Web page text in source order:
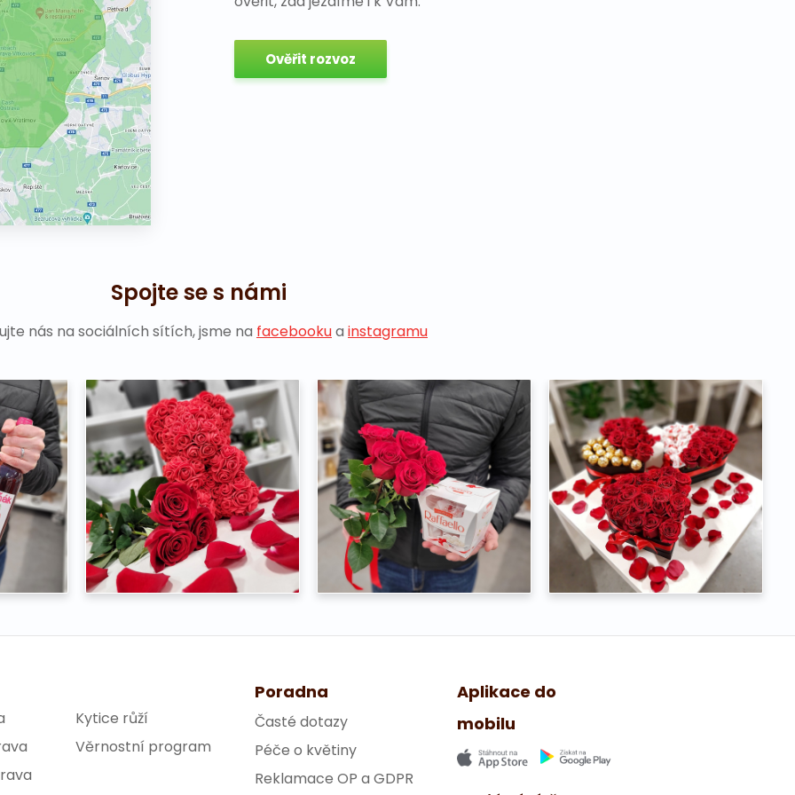
Ověřit rozvoz
Spojte se s námi
nás na sociálních sítích, jsme na facebookua instagramu
Kytice růží
Věrnostní program
Poradna
Časté dotazy
Péče o květiny
Reklamace OP a GDPR
Aplikace do
mobilu